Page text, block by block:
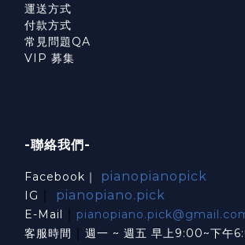
運送方式
付款方式
常見問題QA
VIP 募集
-聯絡我們-
Facebook｜ pianopianopick
IG ｜ pianopiano.pick
E-Mail ｜
客服時間 ｜ 週一 ~ 週五 早上9:00~下午